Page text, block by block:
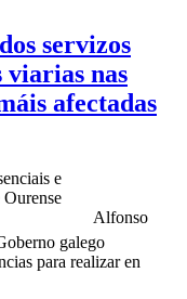
servizos
viarias nas
afectadas
Alfonso
galego
para realizar en